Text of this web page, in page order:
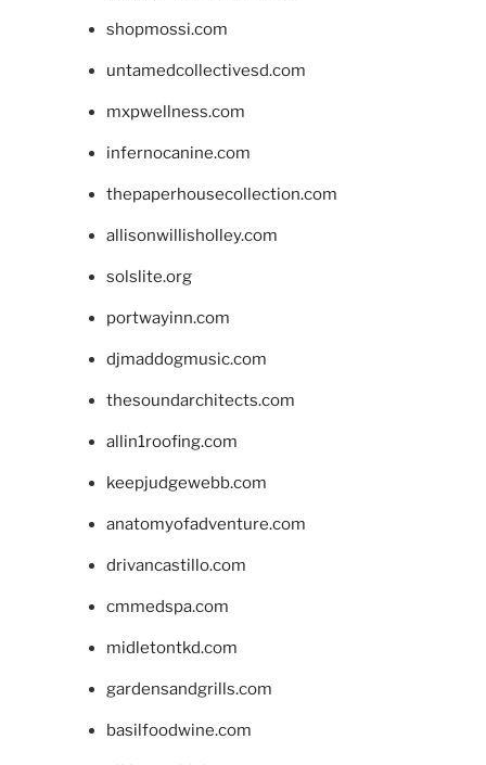
shopmossi.com
untamedcollectivesd.com
mxpwellness.com
infernocanine.com
thepaperhousecollection.com
allisonwillisholley.com
solslite.org
portwayinn.com
djmaddogmusic.com
thesoundarchitects.com
allin1roofing.com
keepjudgewebb.com
anatomyofadventure.com
drivancastillo.com
cmmedspa.com
midletontkd.com
gardensandgrills.com
basilfoodwine.com